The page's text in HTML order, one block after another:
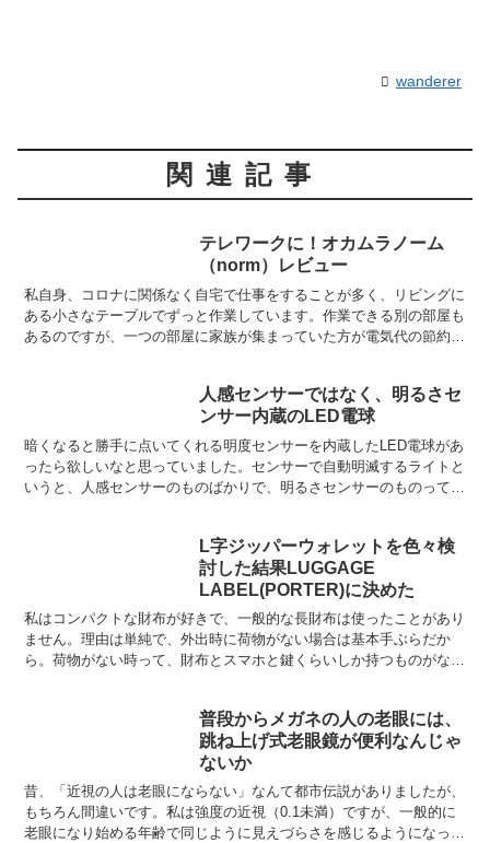
wanderer
関連記事
テレワークに！オカムラノーム
（norm）レビュー
私自身、コロナに関係なく自宅で仕事をすることが多く、リビングに
ある小さなテーブルでずっと作業しています。作業できる別の部屋も
あるのですが、一つの部屋に家族が集まっていた方が電気代の節約に
人感センサーではなく、明るさセ
ンサー内蔵のLED電球
暗くなると勝手に点いてくれる明度センサーを内蔵したLED電球があ
ったら欲しいなと思っていました。センサーで自動明滅するライトと
いうと、人感センサーのものばかりで、明るさセンサーのものってあ
L字ジッパーウォレットを色々検
討した結果LUGGAGE
LABEL(PORTER)に決めた
私はコンパクトな財布が好きで、一般的な長財布は使ったことがあり
ません。理由は単純で、外出時に荷物がない場合は基本手ぶらだか
ら。荷物がない時って、財布とスマホと鍵くらいしか持つものがない
普段からメガネの人の老眼には、
跳ね上げ式老眼鏡が便利なんじゃ
ないか
昔、「近視の人は老眼にならない」なんて都市伝説がありましたが、
もちろん間違いです。私は強度の近視（0.1未満）ですが、一般的に
老眼になり始める年齢で同じように見えづらさを感じるようになった